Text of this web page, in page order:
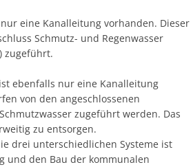
eine Kanalleitung vorhanden. Dieser
Schmutz- und Regenwasser
zugeführt.
ebenfalls nur eine Kanalleitung
von den angeschlossenen
zugeführt werden. Das
zu entsorgen.
drei unterschiedlichen Systeme ist
und den Bau der kommunalen